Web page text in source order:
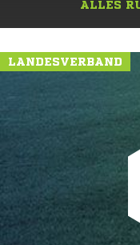
ALLES
LANDESVERBAND